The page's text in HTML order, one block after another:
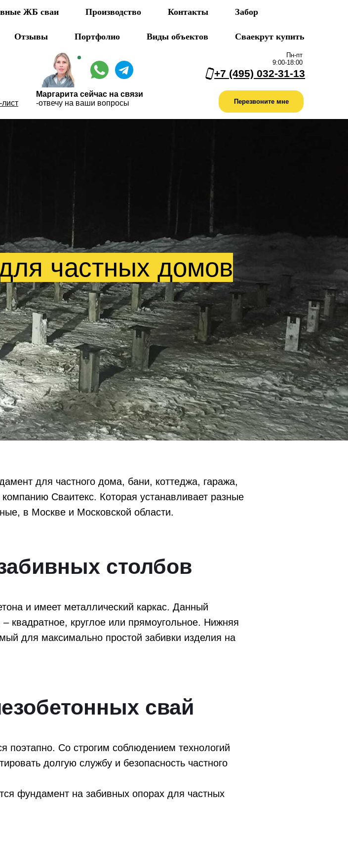
ЖБ сваи Производство Контакты Забор
Отзывы Портфолио Виды объектов Сваекрут купить
Маргарита сейчас на связи
-отвечу на ваши вопросы
Пн-пт
9:00-18:00
Перезвоните мне
+7 (495) 032-31-13
частных домов
для частного дома, бани, коттеджа, гаража,
Сваитекс. Которая устанавливает разные
в Москве и Московской области.
столбов
и имеет металлический каркас. Данный
квадратное, круглое или прямоугольное. Нижняя
для максимально простой забивки изделия на
свай
поэтапно. Со строгим соблюдением технологий
долгую службу и безопасность частного
фундамент на забивных опорах для частных